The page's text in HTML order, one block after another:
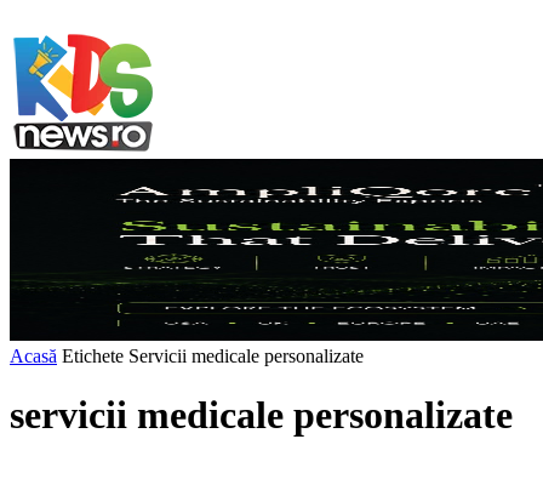
Acasă Etichete Servicii medicale personalizate
servicii medicale personalizate